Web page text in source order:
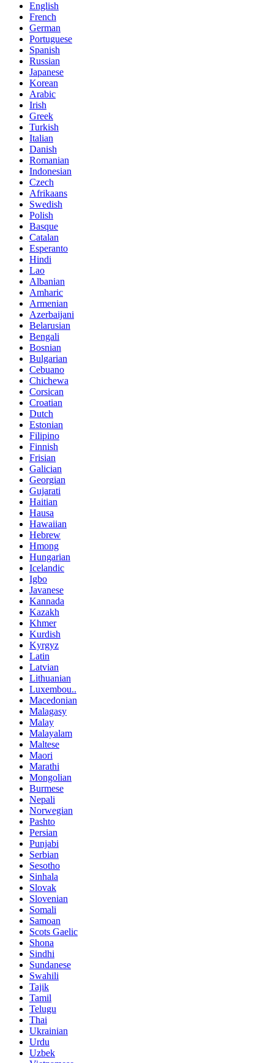
English
French
German
Portuguese
Spanish
Russian
Japanese
Korean
Arabic
Irish
Greek
Turkish
Italian
Danish
Romanian
Indonesian
Czech
Afrikaans
Swedish
Polish
Basque
Catalan
Esperanto
Hindi
Lao
Albanian
Amharic
Armenian
Azerbaijani
Belarusian
Bengali
Bosnian
Bulgarian
Cebuano
Chichewa
Corsican
Croatian
Dutch
Estonian
Filipino
Finnish
Frisian
Galician
Georgian
Gujarati
Haitian
Hausa
Hawaiian
Hebrew
Hmong
Hungarian
Icelandic
Igbo
Javanese
Kannada
Kazakh
Khmer
Kurdish
Kyrgyz
Latin
Latvian
Lithuanian
Luxembou..
Macedonian
Malagasy
Malay
Malayalam
Maltese
Maori
Marathi
Mongolian
Burmese
Nepali
Norwegian
Pashto
Persian
Punjabi
Serbian
Sesotho
Sinhala
Slovak
Slovenian
Somali
Samoan
Scots Gaelic
Shona
Sindhi
Sundanese
Swahili
Tajik
Tamil
Telugu
Thai
Ukrainian
Urdu
Uzbek